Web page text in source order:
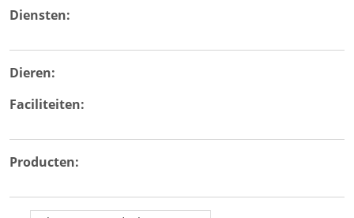
Diensten:
Dieren:
Faciliteiten:
Producten: